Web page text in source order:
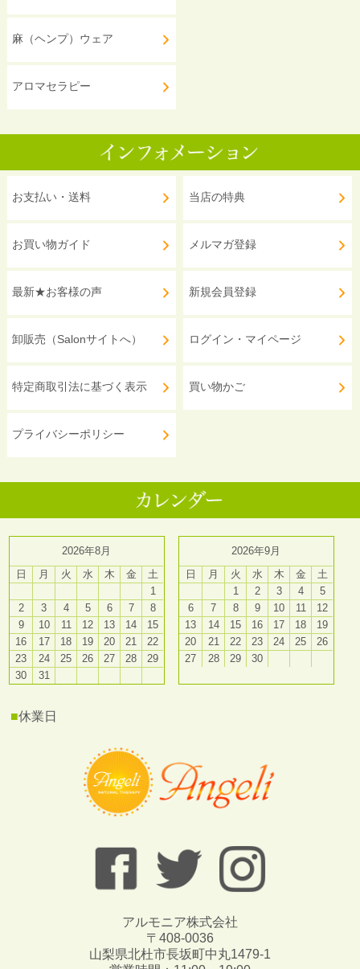
麻（ヘンプ）ウェア
アロマセラピー
お支払い・送料
お買い物ガイド
最新★お客様の声
卸販売（Salonサイトへ）
特定商取引法に基づく表示
プライバシーポリシー
当店の特典
メルマガ登録
新規会員登録
ログイン・マイページ
買い物かご
2026年8月
日
月 火 水 木 金
土
1
2
3 4 5 6 7
8
9
10 11 12 13 14
15
16
17 18 19 20 21
22
23
24 25 26 27 28
29
30
31
2026年9月
日
月 火 水 木 金
土
1
2 3 4
5
6
7 8 9 10 11
12
13
14 15 16 17 18
19
20
21 22 23 24 25
26
27
28 29 30
■休業日
アルモニア株式会社
〒408-0036
山梨県北杜市長坂町中丸1479-1